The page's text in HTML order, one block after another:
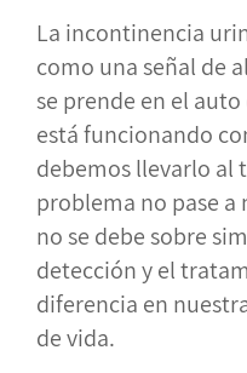
La incontinencia
como una señal de
se prende en el
está funcionando
debemos llevarlo al
problema no pase a
no se debe sobre
detección y el
diferencia en
de vida.